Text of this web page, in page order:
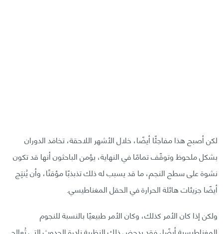
لكن أصبح هذا مفاجئًا أيضًا، خلال الأشهر اللاحقة، تخامَد الدوران
بشكل ملحوظ وتوقّف تمامًا في النهاية، يؤمن الباحثون أنها قد تكون
نشوة على سطح النجم، ما قد يسبب له ذلك تذبذبًا مؤقتًا، وأن يُنتِج
أيضًا جزيئات هائلة الحرارة في الحقل المغناطيسي.
ولكن إذا كان الأمر كذلك، وكان الأمر طبيعيًا بالنسبة للنجوم
المغناطيسية أيضًا، فقد يدحض ذلك النظرية نادرة الحدوث التي تُعالِج